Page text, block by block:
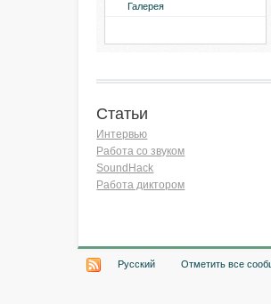
Галерея
Статьи
Интервью
Работа со звуком
SoundHack
Работа диктором
Русский Отметить все